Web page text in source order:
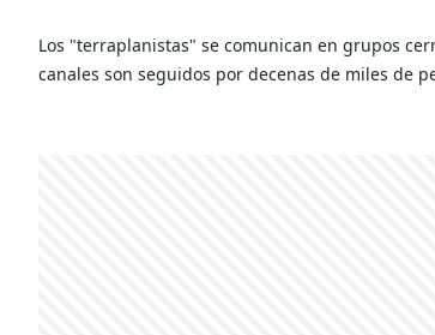
Los "terraplanistas" se comunican en grupos
canales son seguidos por decenas de miles de